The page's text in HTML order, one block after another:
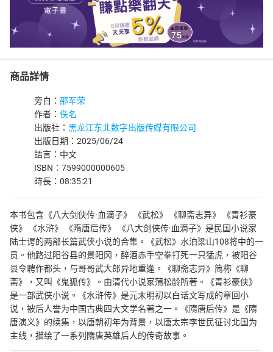
商品詳情
旁白： 邵军荣
作者： 佚名
出版社： 黑龙江东北数字出版传媒有限公司
出版日期：2025/06/24
語言：中文
ISBN：7599000000605
時長：08:35:21
本书包含《八大剑侠传·血滴子》 《武松》 《聊斋志异》 《青衫豪
侠》 《水浒》 《隋唐后传》 《八大剑侠传·血滴子》是民国小说家
陆士谔的两部长篇武侠小说的合集。《武松》水泊梁山108将中的一
员。他路过阳谷县的景阳冈，醉酒赤手空拳打死一只猛虎，被阳谷
县令聘作都头，与哥哥武大郎异地重逢。《聊斋志异》简称《聊
斋》，又叫《鬼狐传》。由清代小说家蒲松龄所著。《青衫豪侠》
是一部武侠小说。《水浒传》是元末明初以白话文写成的章回小
说，被后人誉为中国古典四大文学名著之一。《隋唐后传》是《隋
唐演义》的续集，以唐朝初年为背景，以唐太宗李世民征讨北国为
主线，描绘了一系列隋唐英雄后人的传奇故事。